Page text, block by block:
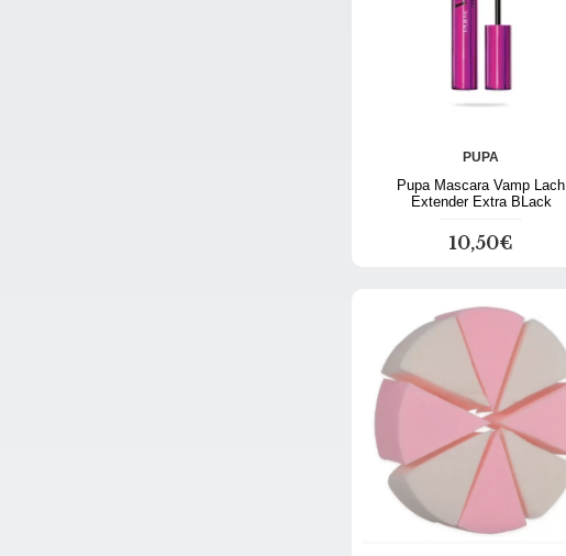
PUPA
Pupa Mascara Vamp Lach
Extender Extra BLack
10,50€